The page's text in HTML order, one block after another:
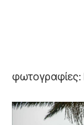
φωτογραφίες: